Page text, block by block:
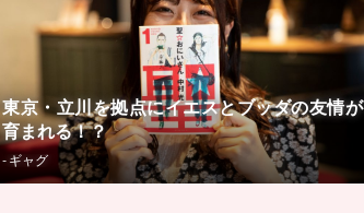
東京・立川を拠点にイエスとブッダの友情が
育まれる！？
- ギャグ